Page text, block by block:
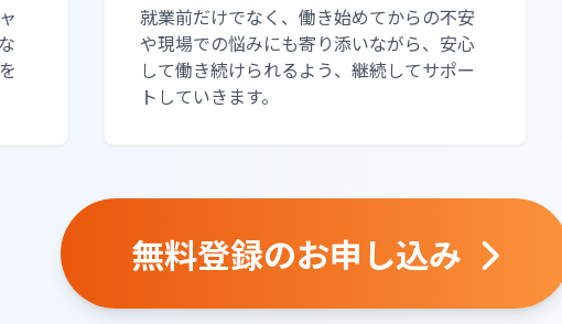
就業前だけでなく、働き始めてからの不安
や現場での悩みにも寄り添いながら、安心
して働き続けられるよう、継続してサポー
トしていきます。
無料登録のお申し込み